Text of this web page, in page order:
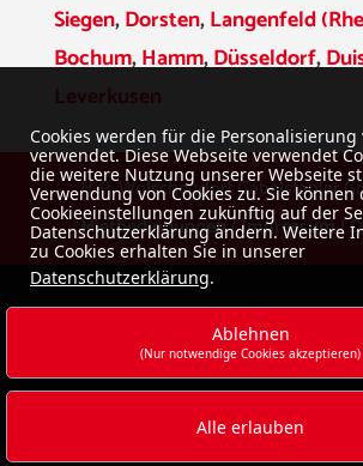
Siegen,Dorsten,Langenfeld
Bochum,Hamm,Düsseldorf,
Leverkusen
H-P. Wolschendorf Gabelstapler
Mietbedingungen|Impressum|
Cookies werden für die Personalisierung
verwendet. Diese Webseite verwendet
die weitere Nutzung unserer Webseite
Verwendung von Cookies zu. Sie können
Cookieeinstellungen zukünftig auf der
Datenschutzerklärung ändern. Weitere
zu Cookies erhalten Sie in unserer
Datenschutzerklärung.
Ablehnen
(Nur notwendige Cookies akzeptieren)
Alle erlauben